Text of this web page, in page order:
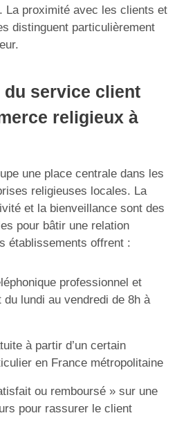
La proximité avec les clients et
distinguent particulièrement
du service client
religieux à
une place centrale dans les
religieuses locales. La
et la bienveillance sont des
pour bâtir une relation
établissements offrent :
professionnel et
du lundi au vendredi de 8h à
à partir d’un certain
en France métropolitaine
ou remboursé » sur une
pour rassurer le client